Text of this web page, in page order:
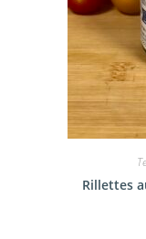
Rillettes